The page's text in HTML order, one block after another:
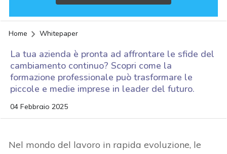
Home Whitepaper
La tua azienda è pronta ad affrontare le sfide del
cambiamento continuo? Scopri come la
formazione professionale può trasformare le
piccole e medie imprese in leader del futuro.
04 Febbraio 2025
Nel mondo del lavoro in rapida evoluzione, le